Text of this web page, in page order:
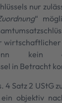
nur
“
kein
in Betracht
4 Satz 2 UStG
ein objektiv